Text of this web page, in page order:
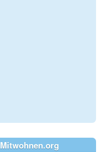
Mitwohnen.org